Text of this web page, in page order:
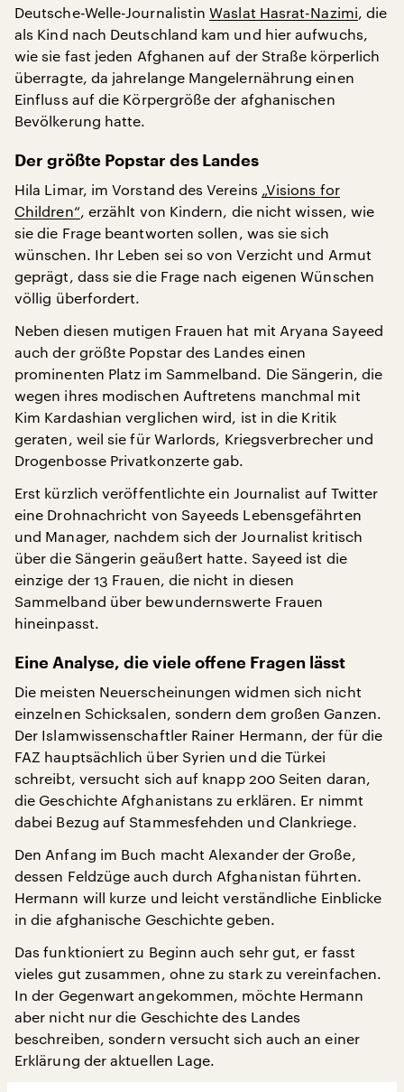
Deutsche-Welle-JournalistinWaslat Hasrat-Nazimi, die
als Kind nach Deutschland kam und hier aufwuchs,
wie sie fast jeden Afghanen auf der Straße körperlich
überragte, da jahrelange Mangelernährung einen
Einfluss auf die Körpergröße der afghanischen
Bevölkerung hatte.
Der größte Popstar des Landes
Hila Limar, im Vorstand des Vereins „Visions for
Children“, erzählt von Kindern, die nicht wissen, wie
sie die Frage beantworten sollen, was sie sich
wünschen. Ihr Leben sei so von Verzicht und Armut
geprägt, dass sie die Frage nach eigenen Wünschen
völlig überfordert.
Neben diesen mutigen Frauen hat mit Aryana Sayeed
auch der größte Popstar des Landes einen
prominenten Platz im Sammelband. Die Sängerin, die
wegen ihres modischen Auftretens manchmal mit
Kim Kardashian verglichen wird, ist in die Kritik
geraten, weil sie für Warlords, Kriegsverbrecher und
Drogenbosse Privatkonzerte gab.
Erst kürzlich veröffentlichte ein Journalist auf Twitter
eine Drohnachricht von Sayeeds Lebensgefährten
und Manager, nachdem sich der Journalist kritisch
über die Sängerin geäußert hatte. Sayeed ist die
einzige der 13 Frauen, die nicht in diesen
Sammelband über bewundernswerte Frauen
hineinpasst.
Eine Analyse, die viele offene Fragen lässt
Die meisten Neuerscheinungen widmen sich nicht
einzelnen Schicksalen, sondern dem großen Ganzen.
Der Islamwissenschaftler Rainer Hermann, der für die
FAZ hauptsächlich über Syrien und die Türkei
schreibt, versucht sich auf knapp 200 Seiten daran,
die Geschichte Afghanistans zu erklären. Er nimmt
dabei Bezug auf Stammesfehden und Clankriege.
Den Anfang im Buch macht Alexander der Große,
dessen Feldzüge auch durch Afghanistan führten.
Hermann will kurze und leicht verständliche Einblicke
in die afghanische Geschichte geben.
Das funktioniert zu Beginn auch sehr gut, er fasst
vieles gut zusammen, ohne zu stark zu vereinfachen.
In der Gegenwart angekommen, möchte Hermann
aber nicht nur die Geschichte des Landes
beschreiben, sondern versucht sich auch an einer
Erklärung der aktuellen Lage.